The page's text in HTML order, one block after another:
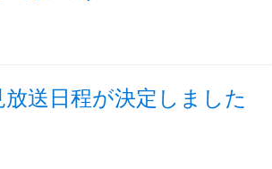
送日程が決定しました